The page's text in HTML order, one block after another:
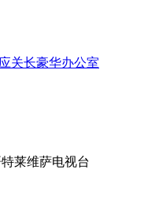
关长豪华办公室
莱维萨电视台